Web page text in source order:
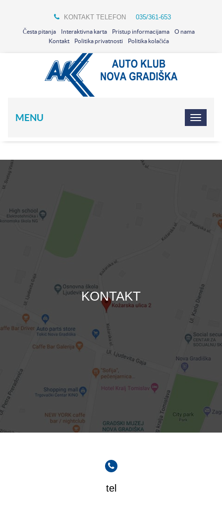
KONTAKT TELEFON 035/361-653
Česta pitanja Interaktivna karta Pristup informacijama
O nama
Kontakt
Politika privatnosti Politika kolačića
MENU
KONTAKT
tel